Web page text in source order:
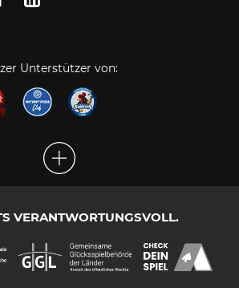
Unterstützer von:
VERANTWORTUNGSVOLL.